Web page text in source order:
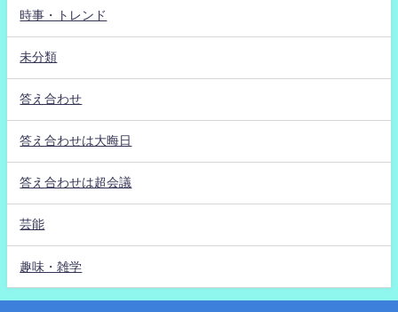
時事・トレンド
未分類
答え合わせ
答え合わせは大晦日
答え合わせは超会議
芸能
趣味・雑学